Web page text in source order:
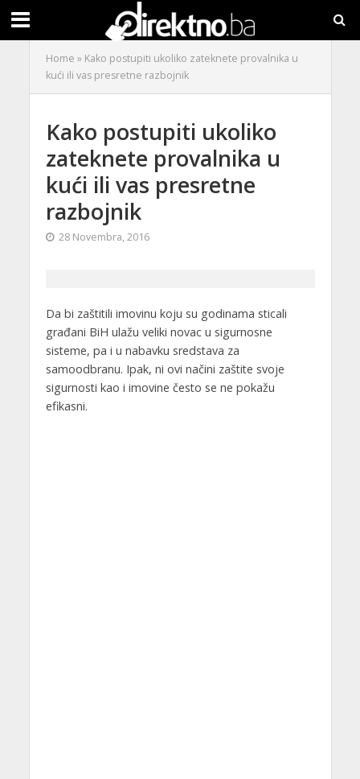
Home » Kako postupiti ukoliko zateknete provalnika u
kući ili vas presretne razbojnik
Kako postupiti ukoliko
zateknete provalnika u
kući ili vas presretne
razbojnik
28 Novembra, 2016
Da bi zaštitili imovinu koju su godinama sticali
građani BiH ulažu veliki novac u sigurnosne
sisteme, pa i u nabavku sredstava za
samoodbranu. Ipak, ni ovi načini zaštite svoje
sigurnosti kao i imovine često se ne pokažu
efikasni.